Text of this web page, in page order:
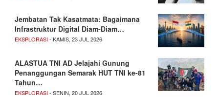
Jembatan Tak Kasatmata: Bagaimana
Infrastruktur Digital Diam-Diam…
EKSPLORASI- KAMIS, 23 JUL 2026
ALASTUA TNI AD Jelajahi Gunung
Penanggungan Semarak HUT TNI ke-81
Tahun…
EKSPLORASI- SENIN, 20 JUL 2026